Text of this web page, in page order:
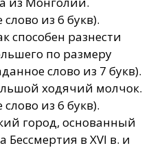
из 6 букв).
способен разнести
по размеру
слово из 7 букв).
ходячий молчок.
из 6 букв).
город, основанный
Бессмертия в XVI в. и